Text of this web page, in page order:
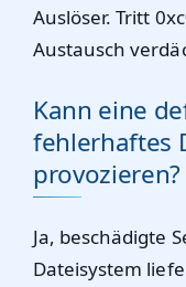
Auslöser. Tritt
Austausch
Kann eine
fehlerhaftes
provozieren?
Ja, beschädigte
Dateisystem